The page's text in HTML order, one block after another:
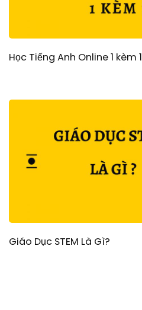
Học Tiếng Anh Online 1 kèm 1
Giáo Dục STEM Là Gì?